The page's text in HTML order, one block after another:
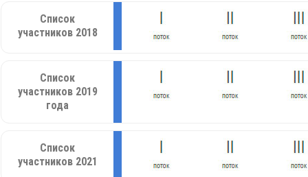
Список
участников 2018
Список
участников 2019
года
Список
участников 2021